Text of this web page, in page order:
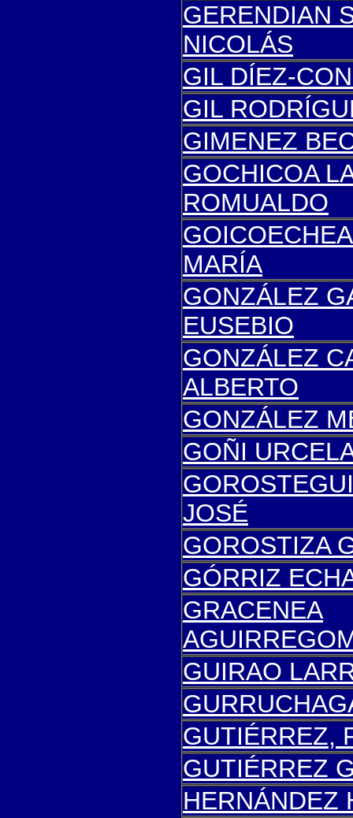
GERENDIAN
NICOLÁS
GIL DÍEZ-
GIL
GIMENEZ
GOCHICOA
ROMUALDO
MARÍA
GONZÁLEZ
EUSEBIO
GONZÁLEZ
ALBERTO
GONZÁLEZ
GOÑI
JOSÉ
GOROSTIZA
GÓRRIZ
GRACENEA
GUIRAO
GUTIÉRREZ,
GUTIÉRREZ
HERNÁNDEZ